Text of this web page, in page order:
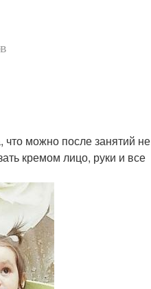
можно после занятий не
кремом лицо, руки и все